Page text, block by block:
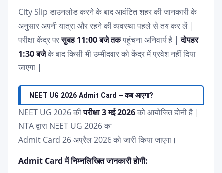
City Slip डाउनलोड करने के बाद आवंटित शहर की जानकारी के
अनुसार अपनी यात्रा और रहने की व्यवस्था पहले से तय कर लें |
परीक्षा केंद्र परसुबह 11:00 बजे तकपहुंचना अनिवार्य है |दोपहर
1:30 बजेके बाद किसी भी उम्मीदवार को केंद्र में प्रवेश नहीं दिया
जाएगा |
NEET UG 2026 Admit Card – कब आएगा?
NEET UG 2026 कीपरीक्षा 3 मई 2026को आयोजित होनी है |
NTA द्वारा NEET UG 2026 का
Admit Card 26 अप्रैल 2026 को जारी किया जाएगा।
Admit Card में निम्नलिखित जानकारी होगी: